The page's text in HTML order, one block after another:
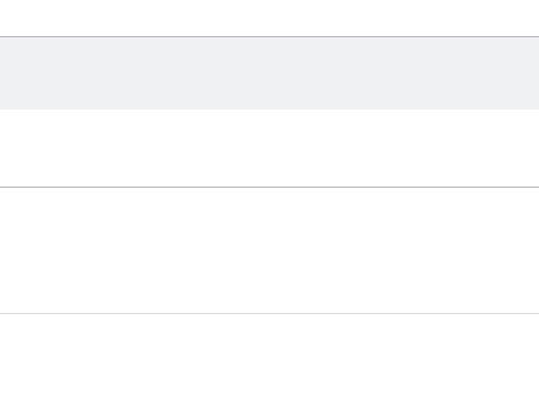
(próximamente)
información o SSoT (Single Source of Truth)